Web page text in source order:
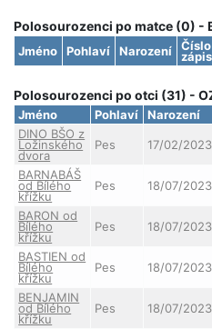
Polosourozenci po matce (0) -
Jméno Pohlaví Narození Číslo
Polosourozenci po otci (31) -
Jméno Pohlaví Narození
DINO BŠO z
Ložinského
dvora
Pes 17/02/2023
BARNABÁŠ
od Bílého
křížku
Pes 18/07/2023
BARON od
Bílého
křížku
Pes 18/07/2023
BASTIEN od
Bílého
křížku
Pes 18/07/2023
BENJAMIN
od Bílého
křížku
Pes 18/07/2023